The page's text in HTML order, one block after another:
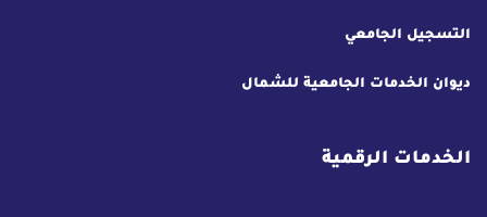
التسجيل الجامعي
ديوان الخدمات الجامعية للشمال
الخدمات الرقمية